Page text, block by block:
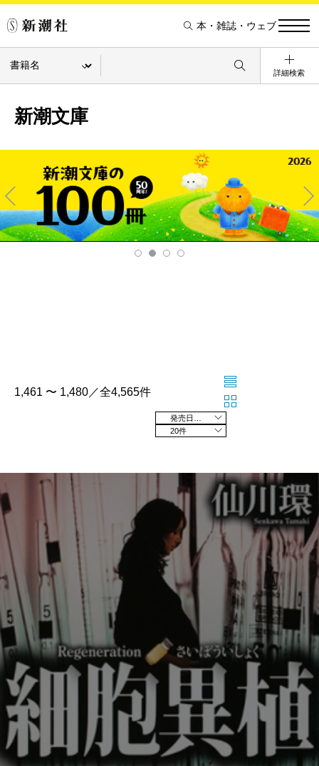
本・雑誌・ウェブ
詳細検索
新潮文庫
Pre
v
Ne
xt
1,461 〜 1,480／全4,565件
20件